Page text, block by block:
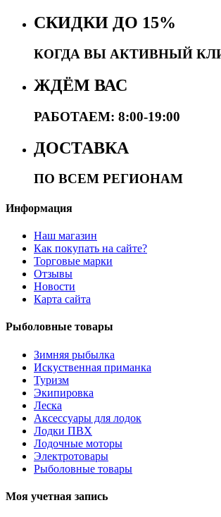
СКИДКИ ДО 15%
КОГДА ВЫ АКТИВНЫЙ
ЖДЁМ ВАС
РАБОТАЕМ: 8:00-19:00
ДОСТАВКА
ПО ВСЕМ РЕГИОНАМ
Информация
Наш магазин
Как покупать на сайте?
Торговые марки
Отзывы
Новости
Карта сайта
Рыболовные товары
Зимняя рыбылка
Искуственная приманка
Туризм
Экипировка
Леска
Аксессуары для лодок
Лодки ПВХ
Лодочные моторы
Электротовары
Рыболовные товары
Моя учетная запись